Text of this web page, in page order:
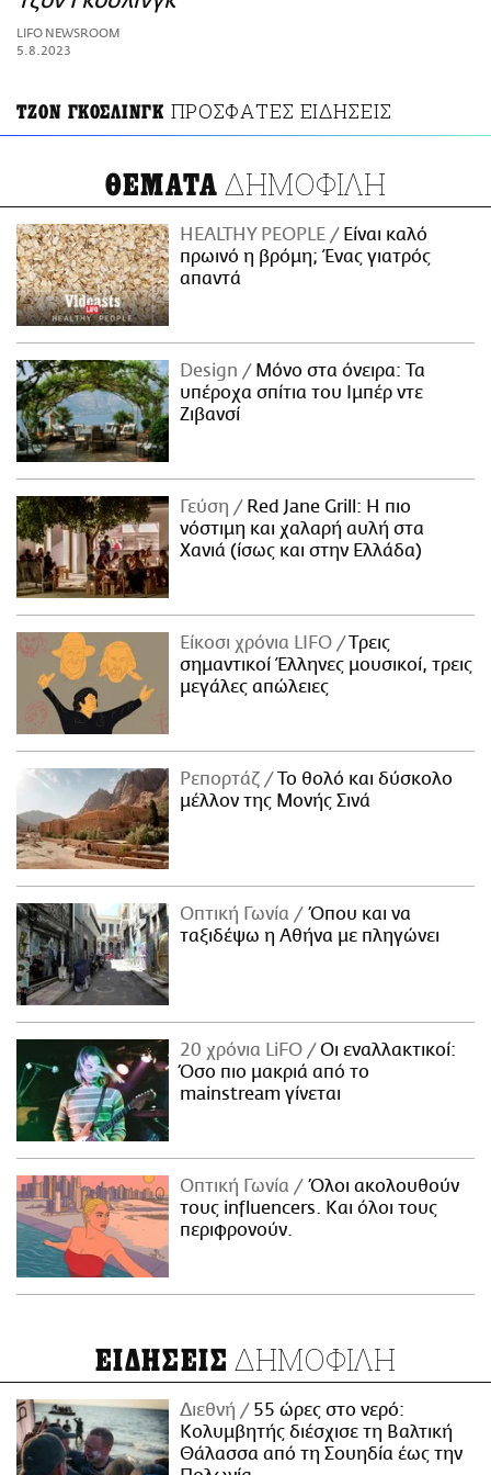
ΑΜΠΑ
PRINT
LIFO NEWSROOM
5.8.2023
ΤΖΟΝ ΓΚΟΣΛΙΝΓΚ ΠΡΟΣΦΑΤΕΣ ΕΙΔΗΣΕΙΣ
ΘΕΜΑΤΑ ΔΗΜΟΦΙΛΗ
HEALTHY PEOPLE
Είναι καλό
πρωινό η βρόμη; Ένας γιατρός
απαντά
Design
Μόνο στα όνειρα: Τα
υπέροχα σπίτια του Ιμπέρ ντε
Ζιβανσί
Γεύση
Red Jane Grill: Η πιο
νόστιμη και χαλαρή αυλή στα
Χανιά (ίσως και στην Ελλάδα)
Είκοσι χρόνια LIFO
Tρεις
σημαντικοί Έλληνες μουσικοί, τρεις
μεγάλες απώλειες
Ρεπορτάζ
Το θολό και δύσκολο
μέλλον της Μονής Σινά
Οπτική Γωνία
Όπου και να
ταξιδέψω η Αθήνα με πληγώνει
20 χρόνια LiFO
Οι εναλλακτικοί:
Όσο πιο μακριά από το
mainstream γίνεται
Οπτική Γωνία
Όλοι ακολουθούν
τους influencers. Και όλοι τους
περιφρονούν.
ΕΙΔΗΣΕΙΣ ΔΗΜΟΦΙΛΗ
Διεθνή
55 ώρες στο νερό:
Κολυμβητής διέσχισε τη Βαλτική
Θάλασσα από τη Σουηδία έως την